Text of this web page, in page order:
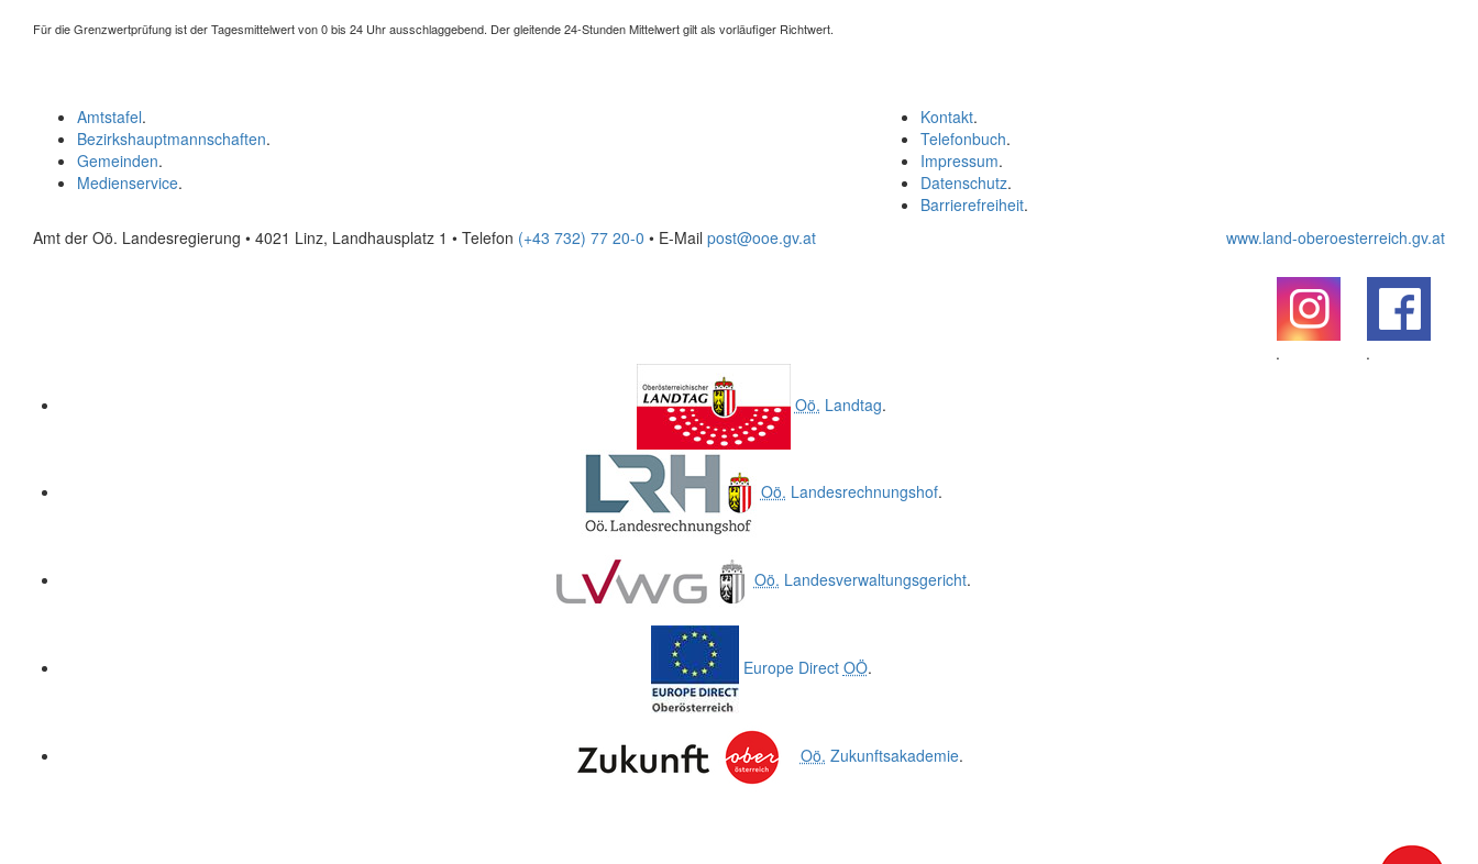
Für die Grenzwertprüfung ist der Tagesmittelwert von 0 bis 24 Uhr ausschlaggebend. Der gleitende 24-Stunden Mittelwert gilt als vorläufiger Richtwert.
Kontakt.
Telefonbuch.
Impressum.
Datenschutz.
Barrierefreiheit.
Amtstafel.
Bezirkshauptmannschaften.
Gemeinden.
Medienservice.
Amt der Oö. Landesregierung • 4021 Linz, Landhausplatz 1 • Telefon (+43 732) 77 20-0 • E-Mail post@ooe.gv.at www.land-oberoesterreich.gv.at
.
.
Oö. Landtag.
Oö. Landesrechnungshof.
Oö. Landesverwaltungsgericht.
Europe Direct OÖ.
Oö. Zukunftsakademie.